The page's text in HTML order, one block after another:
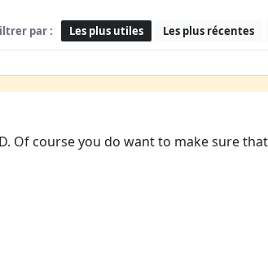
par : Les plus utiles Les plus récentes
Of course you do want to make sure